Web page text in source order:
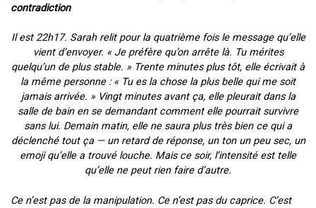
contradiction
Il est 22h17. Sarah relit pour la quatrième fois le message qu’elle
vient d’envoyer. « Je préfère qu’on arrête là. Tu mérites
quelqu’un de plus stable. » Trente minutes plus tôt, elle écrivait à
la même personne : « Tu es la chose la plus belle qui me soit
jamais arrivée. » Vingt minutes avant ça, elle pleurait dans la
salle de bain en se demandant comment elle pourrait survivre
sans lui. Demain matin, elle ne saura plus très bien ce qui a
déclenché tout ça — un retard de réponse, un ton un peu sec, un
emoji qu’elle a trouvé louche. Mais ce soir, l’intensité est telle
qu’elle ne peut rien faire d’autre.
Ce n’est pas de la manipulation. Ce n’est pas du caprice. C’est